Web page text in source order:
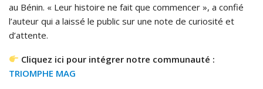
au Bénin. « Leur histoire ne fait que commencer », a confié
l’auteur qui a laissé le public sur une note de curiosité et
d’attente.
Cliquez ici pour intégrer notre communauté :
TRIOMPHE MAG